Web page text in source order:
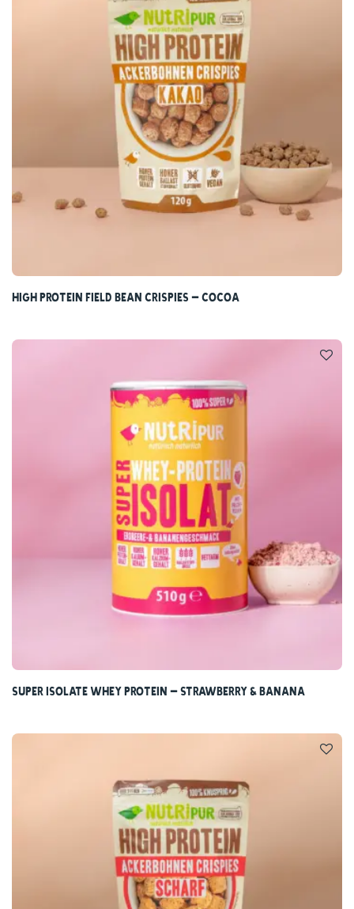
High Protein Field Bean Crispies – Cocoa
Super Isolate Whey Protein – Strawberry & Banana